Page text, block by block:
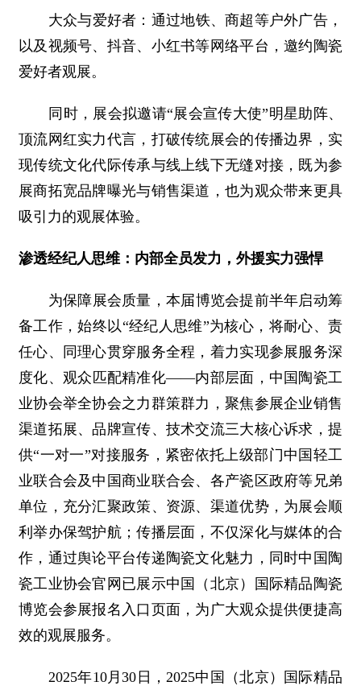
大众与爱好者：通过地铁、商超等户外广告，
以及视频号、抖音、小红书等网络平台，邀约陶瓷
爱好者观展。
同时，展会拟邀请“展会宣传大使”明星助阵、
顶流网红实力代言，打破传统展会的传播边界，实
现传统文化代际传承与线上线下无缝对接，既为参
展商拓宽品牌曝光与销售渠道，也为观众带来更具
吸引力的观展体验。
渗透经纪人思维：内部全员发力，外援实力强悍
为保障展会质量，本届博览会提前半年启动筹
备工作，始终以“经纪人思维”为核心，将耐心、责
任心、同理心贯穿服务全程，着力实现参展服务深
度化、观众匹配精准化——内部层面，中国陶瓷工
业协会举全协会之力群策群力，聚焦参展企业销售
渠道拓展、品牌宣传、技术交流三大核心诉求，提
供“一对一”对接服务，紧密依托上级部门中国轻工
业联合会及中国商业联合会、各产瓷区政府等兄弟
单位，充分汇聚政策、资源、渠道优势，为展会顺
利举办保驾护航；传播层面，不仅深化与媒体的合
作，通过舆论平台传递陶瓷文化魅力，同时中国陶
瓷工业协会官网已展示中国（北京）国际精品陶瓷
博览会参展报名入口页面，为广大观众提供便捷高
效的观展服务。
2025年10月30日，2025中国（北京）国际精品